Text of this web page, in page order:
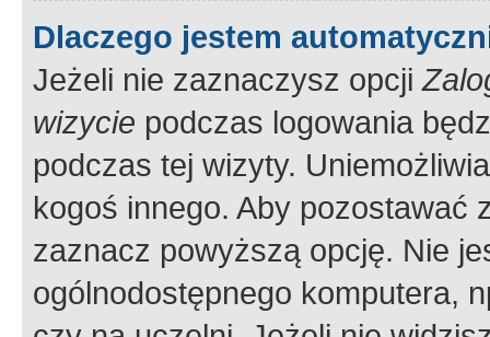
Dlaczego jestem
Jeżeli nie zaznaczysz opcji
wizycie podczas logowania
podczas tej wizyty.
kogoś innego. Aby pozostawać
zaznacz powyższą opcję. Nie
ogólnodostępnego komputera,